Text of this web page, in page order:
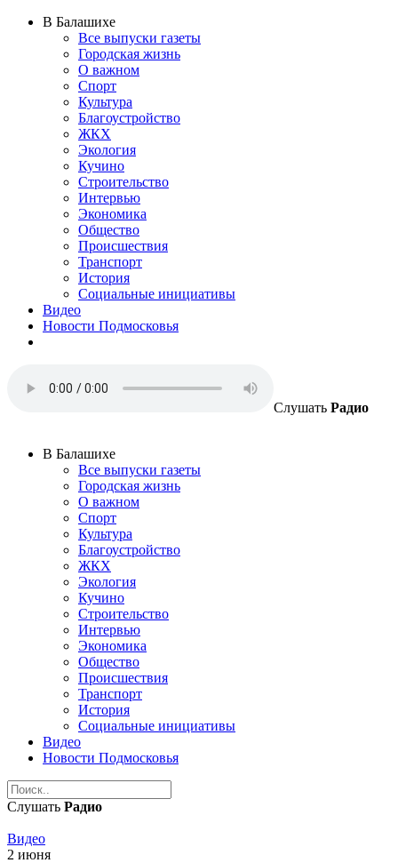
В Балашихе
Все выпуски газеты
Городская жизнь
О важном
Спорт
Культура
Благоустройство
ЖКХ
Экология
Кучино
Строительство
Интервью
Экономика
Общество
Происшествия
Транспорт
История
Социальные инициативы
Видео
Новости Подмосковья
Слушать Радио
В Балашихе
Все выпуски газеты
Городская жизнь
О важном
Спорт
Культура
Благоустройство
ЖКХ
Экология
Кучино
Строительство
Интервью
Экономика
Общество
Происшествия
Транспорт
История
Социальные инициативы
Видео
Новости Подмосковья
Слушать Радио
Видео
2 июня